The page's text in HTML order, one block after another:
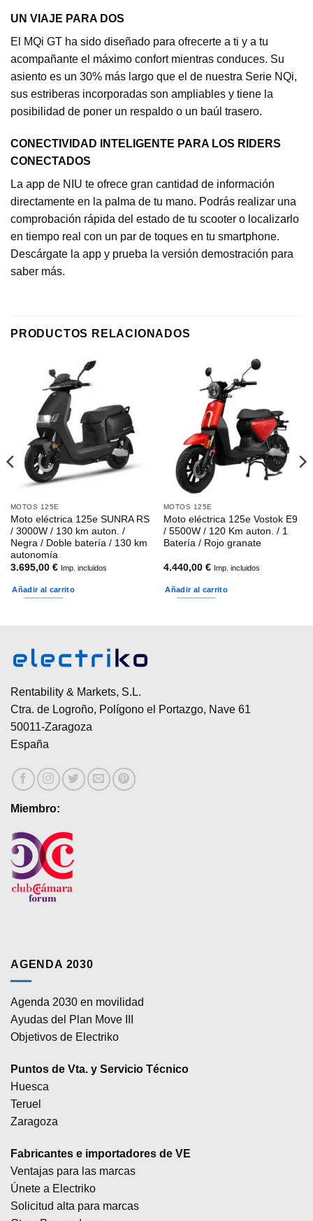
UN VIAJE PARA DOS
El MQi GT ha sido diseñado para ofrecerte a ti y a tu
acompañante el máximo confort mientras conduces. Su
asiento es un 30% más largo que el de nuestra Serie NQi,
sus estriberas incorporadas son ampliables y tiene la
posibilidad de poner un respaldo o un baúl trasero.
CONECTIVIDAD INTELIGENTE PARA LOS RIDERS
CONECTADOS
La app de NIU te ofrece gran cantidad de información
directamente en la palma de tu mano. Podrás realizar una
comprobación rápida del estado de tu scooter o localizarlo
en tiempo real con un par de toques en tu smartphone.
Descárgate la app y prueba la versión demostración para
saber más.
PRODUCTOS RELACIONADOS
MOTOS 125E
Moto eléctrica 125e SUNRA RS
/ 3000W / 130 km auton. /
Negra / Doble batería / 130 km
autonomía
3.695,00 € Imp. incluidos
Añadir al carrito
MOTOS 125E
Moto eléctrica 125e Vostok E9
/ 5500W / 120 Km auton. / 1
Batería / Rojo granate
4.440,00 € Imp. incluidos
Añadir al carrito
Rentability & Markets, S.L.
Ctra. de Logroño, Polígono el Portazgo, Nave 61
50011-Zaragoza
España
Miembro:
AGENDA 2030
Agenda 2030 en movilidad
Ayudas del Plan Move III
Objetivos de Electriko
Puntos de Vta. y Servicio Técnico
Huesca
Teruel
Zaragoza
Fabricantes e importadores de VE
Ventajas para las marcas
Únete a Electriko
Solicitud alta para marcas